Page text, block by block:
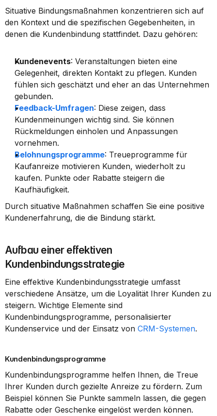
Situative Bindungsmaßnahmen konzentrieren sich auf
den Kontext und die spezifischen Gegebenheiten, in
denen die Kundenbindung stattfindet. Dazu gehören:
Kundenevents: Veranstaltungen bieten eine
Gelegenheit, direkten Kontakt zu pflegen. Kunden
fühlen sich geschätzt und eher an das Unternehmen
gebunden.
Feedback-Umfragen: Diese zeigen, dass
Kundenmeinungen wichtig sind. Sie können
Rückmeldungen einholen und Anpassungen
vornehmen.
Belohnungsprogramme: Treueprogramme für
Kaufanreize motivieren Kunden, wiederholt zu
kaufen. Punkte oder Rabatte steigern die
Kaufhäufigkeit.
Durch situative Maßnahmen schaffen Sie eine positive
Kundenerfahrung, die die Bindung stärkt.
Aufbau einer effektiven
Kundenbindungsstrategie
Eine effektive Kundenbindungsstrategie umfasst
verschiedene Ansätze, um die Loyalität Ihrer Kunden zu
steigern. Wichtige Elemente sind
Kundenbindungsprogramme, personalisierter
Kundenservice und der Einsatz von CRM-Systemen.
Kundenbindungsprogramme
Kundenbindungsprogramme helfen Ihnen, die Treue
Ihrer Kunden durch gezielte Anreize zu fördern. Zum
Beispiel können Sie Punkte sammeln lassen, die gegen
Rabatte oder Geschenke eingelöst werden können.